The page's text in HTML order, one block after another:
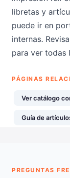
libretas y
puede ir en
internas.
para ver todas
PÁGINAS
Ver catálogo
Guía de
PREGUNTAS